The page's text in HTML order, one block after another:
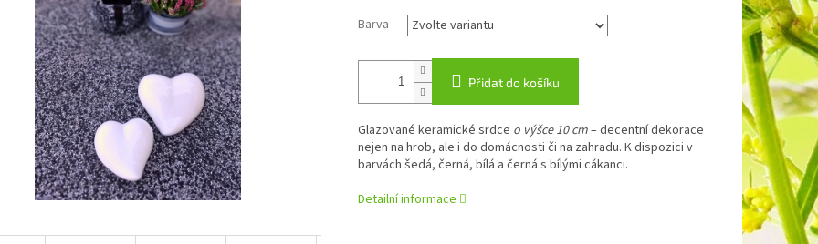
Barva
Přidat do košíku
Glazované keramické srdce o výšce 10 cm– decentní dekorace
nejen na hrob, ale i do domácnosti či na zahradu. K dispozici v
barvách šedá, černá, bílá a černá s bílými cákanci.
Detailní informace